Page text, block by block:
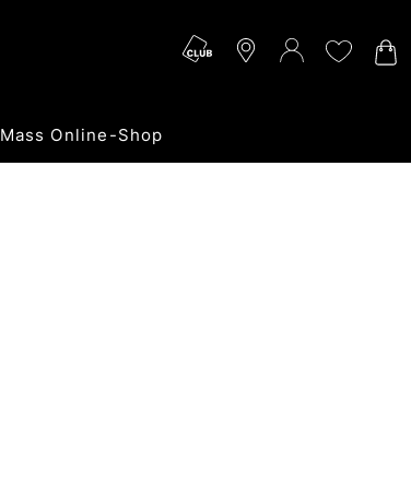
Mass Online-Shop